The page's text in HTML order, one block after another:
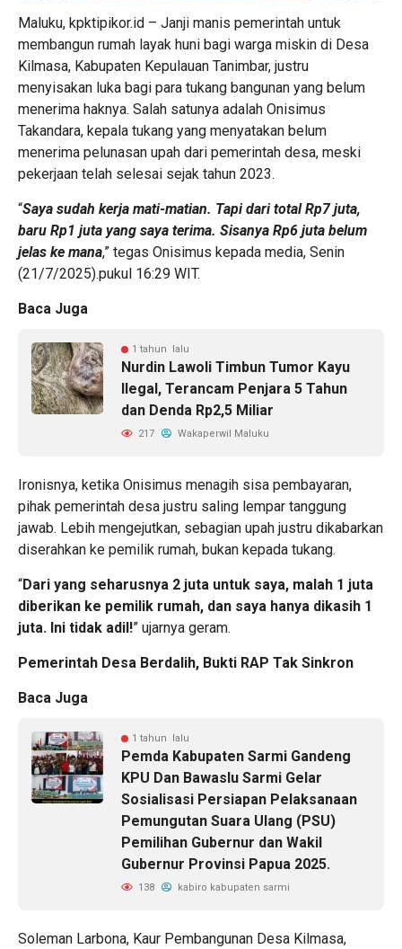
Maluku, kpktipikor.id – Janji manis pemerintah untuk
membangun rumah layak huni bagi warga miskin di Desa
Kilmasa, Kabupaten Kepulauan Tanimbar, justru
menyisakan luka bagi para tukang bangunan yang belum
menerima haknya. Salah satunya adalah Onisimus
Takandara, kepala tukang yang menyatakan belum
menerima pelunasan upah dari pemerintah desa, meski
pekerjaan telah selesai sejak tahun 2023.
“Saya sudah kerja mati-matian. Tapi dari total Rp7 juta,
baru Rp1 juta yang saya terima. Sisanya Rp6 juta belum
jelas ke mana,” tegas Onisimus kepada media, Senin
(21/7/2025).pukul 16:29 WIT.
Baca Juga
1 tahun lalu
Nurdin Lawoli Timbun Tumor Kayu
Ilegal, Terancam Penjara 5 Tahun
dan Denda Rp2,5 Miliar
217 Wakaperwil Maluku
Ironisnya, ketika Onisimus menagih sisa pembayaran,
pihak pemerintah desa justru saling lempar tanggung
jawab. Lebih mengejutkan, sebagian upah justru dikabarkan
diserahkan ke pemilik rumah, bukan kepada tukang.
“Dari yang seharusnya 2 juta untuk saya, malah 1 juta
diberikan ke pemilik rumah, dan saya hanya dikasih 1
juta. Ini tidak adil!” ujarnya geram.
Pemerintah Desa Berdalih, Bukti RAP Tak Sinkron
Baca Juga
1 tahun lalu
Pemda Kabupaten Sarmi Gandeng
KPU Dan Bawaslu Sarmi Gelar
Sosialisasi Persiapan Pelaksanaan
Pemungutan Suara Ulang (PSU)
Pemilihan Gubernur dan Wakil
Gubernur Provinsi Papua 2025.
138 kabiro kabupaten sarmi
Soleman Larbona, Kaur Pembangunan Desa Kilmasa,